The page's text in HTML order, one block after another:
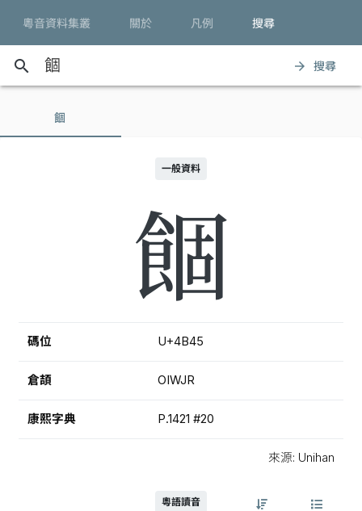
粵音資料集叢 關於 凡例 搜尋
search arrow_forward 搜尋
䭅
一般資料
䭅
碼位 U+4B45
倉頡 OIWJR
康熙字典 P.1421 #20
來源: Unihan
粵語讀音